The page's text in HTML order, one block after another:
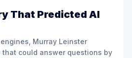
That Predicted AI
Murray Leinster
that could answer questions by